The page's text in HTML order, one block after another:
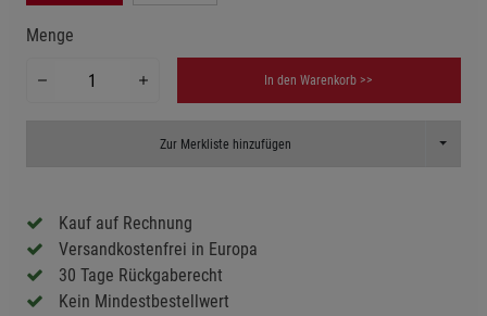
Menge
In den Warenkorb >>
Zur Merkliste hinzufügen Toggle
Kauf auf Rechnung
Versandkostenfrei in Europa
30 Tage Rückgaberecht
Kein Mindestbestellwert